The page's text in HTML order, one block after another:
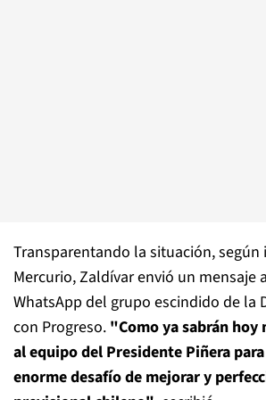
Transparentando la situación, según
Mercurio, Zaldívar envió un mensaje
WhatsApp del grupo escindido de la
con Progreso. "Como ya sabrán hoy
al equipo del Presidente Piñera
enorme desafío de mejorar y